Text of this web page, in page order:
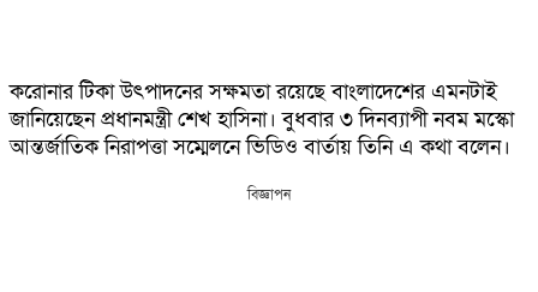
করোনার টিকা উৎপাদনের সক্ষমতা রয়েছে বাংলাদেশের এমনটাই
জানিয়েছেন প্রধানমন্ত্রী শেখ হাসিনা। বুধবার ৩ দিনব্যাপী নবম মস্কো
আন্তর্জাতিক নিরাপত্তা সম্মেলনে ভিডিও বার্তায় তিনি এ কথা বলেন।
বিজ্ঞাপন